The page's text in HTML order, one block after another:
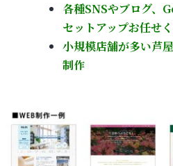
各種SNSやブログ、
セットアップお任せ
小規模店舗が多い芦
制作